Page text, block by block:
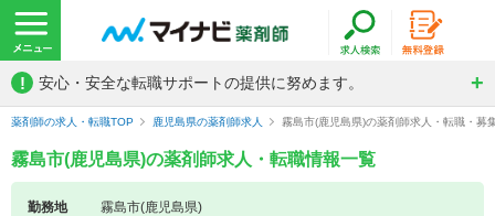
! 安心・安全な転職サポートの提供に努めます。
薬剤師の求人・転職TOP 鹿児島県の薬剤師求人 霧島市(鹿児島県)の薬剤師求人・転職・募
霧島市(鹿児島県)の薬剤師求人・転職情報一覧
勤務地
霧島市(鹿児島県)